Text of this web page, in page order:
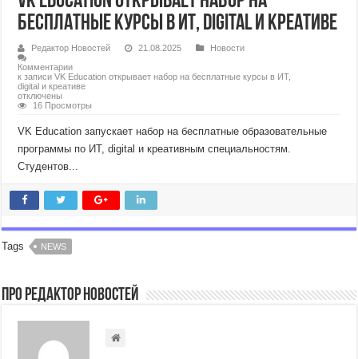
бесплатные курсы в ИТ, digital и креативе
Редактор Новостей 21.08.2025
Новости
Комментарии
к записи VK Education открывает набор на бесплатные курсы в ИТ,
digital и креативе
отключены
16 Просмотры
VK Education запускает набор на бесплатные образовательные
программы по ИТ, digital и креативным специальностям.
Студентов...
Tags NEWS
Про Редактор Новостей